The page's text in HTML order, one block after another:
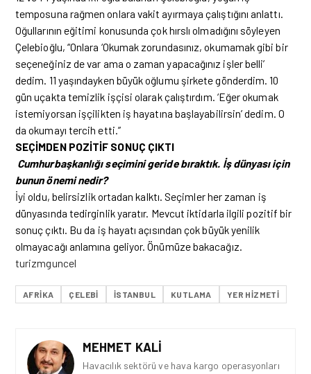
temposuna rağmen onlara vakit ayırmaya çalıştığını anlattı.
Oğullarının eğitimi konusunda çok hırslı olmadığını söyleyen
Çelebioğlu, “Onlara ‘Okumak zorundasınız, okumamak gibi bir
seçeneğiniz de var ama o zaman yapacağınız işler belli’
dedim. 11 yaşındayken büyük oğlumu şirkete gönderdim. 10
gün uçakta temizlik işçisi olarak çalıştırdım. ‘Eğer okumak
istemiyorsan işçilikten iş hayatına başlayabilirsin’ dedim. O
da okumayı tercih etti.”
SEÇİMDEN POZİTİF SONUÇ ÇIKTI
Cumhurbaşkanlığı seçimini geride bıraktık. İş dünyası için
bunun önemi nedir?
İyi oldu, belirsizlik ortadan kalktı. Seçimler her zaman iş
dünyasında tedirginlik yaratır. Mevcut iktidarla ilgili pozitif bir
sonuç çıktı. Bu da iş hayatı açısından çok büyük yenilik
olmayacağı anlamına geliyor. Önümüze bakacağız.
turizmguncel
AFRIKA ÇELEBI ISTANBUL KUTLAMA YER HİZMETİ
MEHMET KALI
Havacılık sektörü ve hava kargo operasyonları